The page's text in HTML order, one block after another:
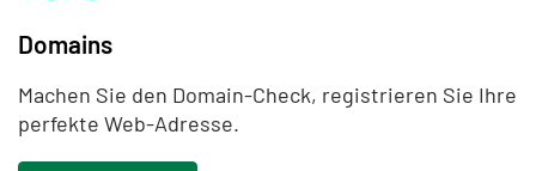
Domains
Machen Sie den Domain-Check, registrieren Sie Ihre
perfekte Web-Adresse.